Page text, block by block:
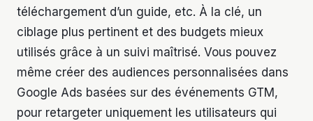
téléchargement d’un guide, etc. À la clé, un
ciblage plus pertinent et des budgets mieux
utilisés grâce à un suivi maîtrisé. Vous pouvez
même créer des audiences personnalisées dans
Google Ads basées sur des événements GTM,
pour retargeter uniquement les utilisateurs qui